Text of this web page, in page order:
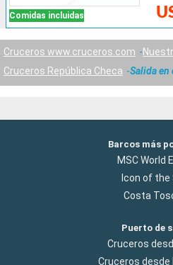
Comidas incluidas
Cruceros www.cruceros.com
Cruceros República Checa
Salida
Barcos más
MSC World
Icon of the
Costa
Puerto de
Cruceros
Cruceros desde